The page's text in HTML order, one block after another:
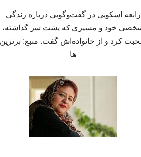
رابعه اسکویی در گفت‌وگویی درباره زندگی
خود و مسیری که پشت سر گذاشته،
کرد و از خانواده‌اش گفت. منبع: برترین
ها